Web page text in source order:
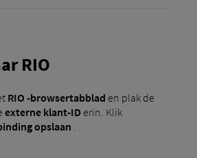
RIO
RIO -browsertabblad en plak de
externe klant-ID erin. Klik
opslaan